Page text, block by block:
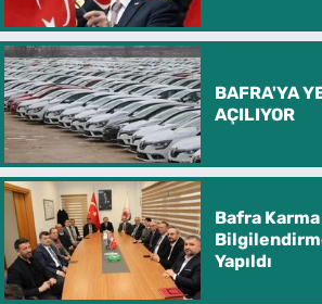
BAFRA'YA
AÇILIYOR
Bafra Karma
Yapıldı